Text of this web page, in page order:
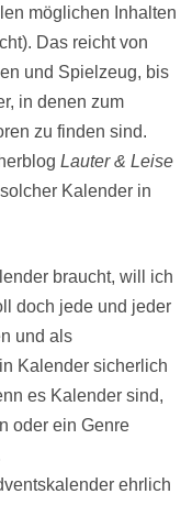
möglichen Inhalten
Das reicht von
und Spielzeug, bis
in denen zum
zu finden sind.
Lauter & Leise
Kalender in
braucht, will ich
doch jede und jeder
und als
Kalender sicherlich
es Kalender sind,
oder ein Genre
ehrlich